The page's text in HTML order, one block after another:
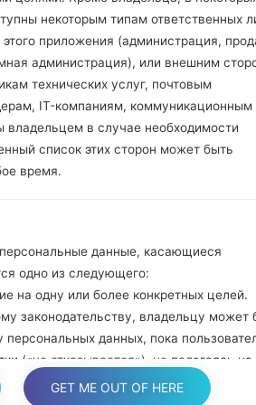
Нажмите и
громкости.
кабель.
Нажмите и
и домой.
Подключите
уменьшение звука и
появится на экране.
Укажите только
В конце нажмите
перезагрузится и
некоторым типам ответственных
приложения (администрация,
администрация), или внешним
технических услуг, почтовым
IT-компаниям, коммуникационным
владельцем в случае необходимости
список этих сторон может быть
время.
данные, касающиеся
одно из следующего:
на одну или более конкретных целей.
законодательству, владельцу может
персональных данных, пока
(«не отказывается»), не полагаясь на
правовых оснований. Это,
GET ME OUT OF HERE